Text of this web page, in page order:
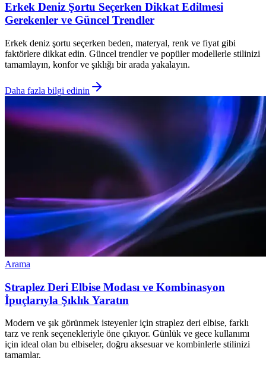
Erkek Deniz Şortu Seçerken Dikkat Edilmesi
Gerekenler ve Güncel Trendler
Erkek deniz şortu seçerken beden, materyal, renk ve fiyat gibi
faktörlere dikkat edin. Güncel trendler ve popüler modellerle stilinizi
tamamlayın, konfor ve şıklığı bir arada yakalayın.
Daha fazla bilgi edinin
Arama
Straplez Deri Elbise Modası ve Kombinasyon
İpuçlarıyla Şıklık Yaratın
Modern ve şık görünmek isteyenler için straplez deri elbise, farklı
tarz ve renk seçenekleriyle öne çıkıyor. Günlük ve gece kullanımı
için ideal olan bu elbiseler, doğru aksesuar ve kombinlerle stilinizi
tamamlar.